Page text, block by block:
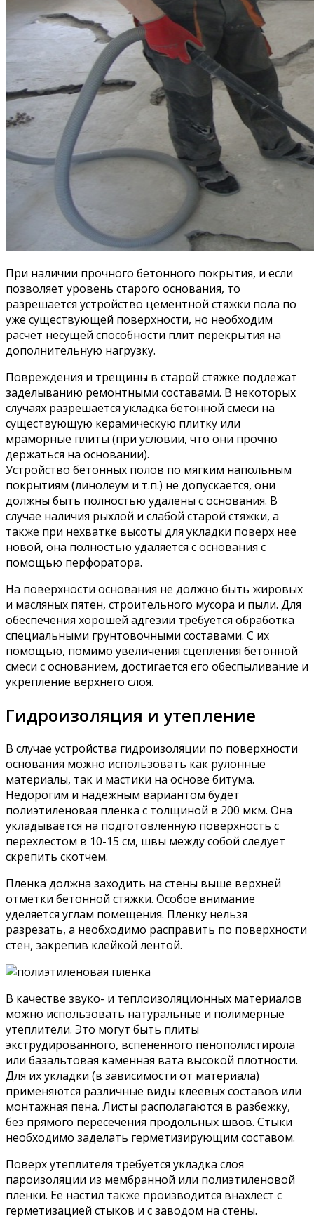
При наличии прочного бетонного покрытия, и если
позволяет уровень старого основания, то
разрешается устройство цементной стяжки пола по
уже существующей поверхности, но необходим
расчет несущей способности плит перекрытия на
дополнительную нагрузку.
Повреждения и трещины в старой стяжке подлежат
заделыванию ремонтными составами. В некоторых
случаях разрешается укладка бетонной смеси на
существующую керамическую плитку или
мраморные плиты (при условии, что они прочно
держаться на основании).
Устройство бетонных полов по мягким напольным
покрытиям (линолеум и т.п.) не допускается, они
должны быть полностью удалены с основания. В
случае наличия рыхлой и слабой старой стяжки, а
также при нехватке высоты для укладки поверх нее
новой, она полностью удаляется с основания с
помощью перфоратора.
На поверхности основания не должно быть жировых
и масляных пятен, строительного мусора и пыли. Для
обеспечения хорошей адгезии требуется обработка
специальными грунтовочными составами. С их
помощью, помимо увеличения сцепления бетонной
смеси с основанием, достигается его обеспыливание и
укрепление верхнего слоя.
Гидроизоляция и утепление
В случае устройства гидроизоляции по поверхности
основания можно использовать как рулонные
материалы, так и мастики на основе битума.
Недорогим и надежным вариантом будет
полиэтиленовая пленка с толщиной в 200 мкм. Она
укладывается на подготовленную поверхность с
перехлестом в 10-15 см, швы между собой следует
скрепить скотчем.
Пленка должна заходить на стены выше верхней
отметки бетонной стяжки. Особое внимание
уделяется углам помещения. Пленку нельзя
разрезать, а необходимо расправить по поверхности
стен, закрепив клейкой лентой.
В качестве звуко- и теплоизоляционных материалов
можно использовать натуральные и полимерные
утеплители. Это могут быть плиты
экструдированного, вспененного пенополистирола
или базальтовая каменная вата высокой плотности.
Для их укладки (в зависимости от материала)
применяются различные виды клеевых составов или
монтажная пена. Листы располагаются в разбежку,
без прямого пересечения продольных швов. Стыки
необходимо заделать герметизирующим составом.
Поверх утеплителя требуется укладка слоя
пароизоляции из мембранной или полиэтиленовой
пленки. Ее настил также производится внахлест с
герметизацией стыков и с заводом на стены.